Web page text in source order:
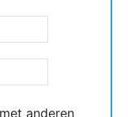
anderen